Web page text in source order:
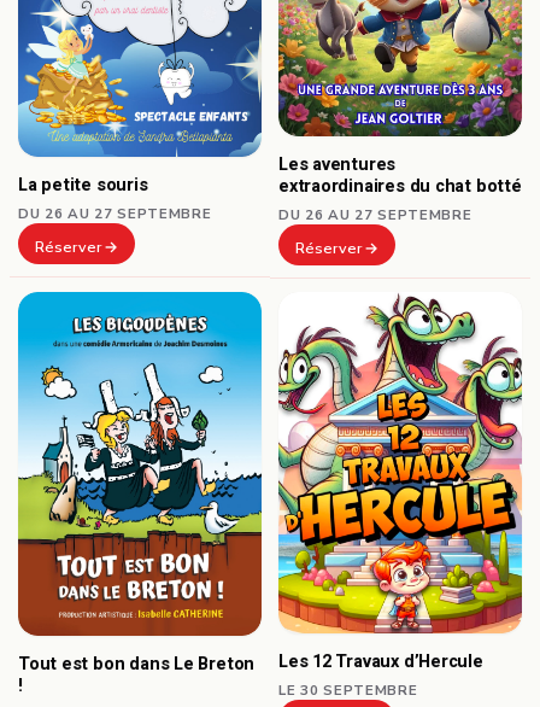
La petite souris
DU 26 AU 27 SEPTEMBRE
Réserver
Les aventures
extraordinaires du chat botté
DU 26 AU 27 SEPTEMBRE
Réserver
Tout est bon dans Le Breton
!
Les 12 Travaux d’Hercule
LE 30 SEPTEMBRE